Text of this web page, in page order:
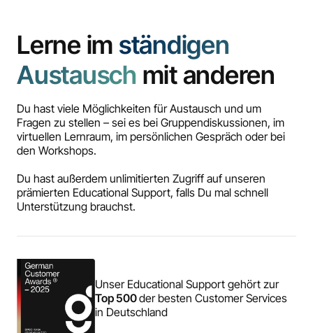
Lerne im ständigen
Austausch mit anderen
Du hast viele Möglichkeiten für Austausch und um
Fragen zu stellen – sei es bei Gruppendiskussionen, im
virtuellen Lernraum, im persönlichen Gespräch oder bei
den Workshops.
Du hast außerdem unlimitierten Zugriff auf unseren
prämierten Educational Support, falls Du mal schnell
Unterstützung brauchst.
Unser Educational Support gehört zur
Top 500der besten Customer Services
in Deutschland